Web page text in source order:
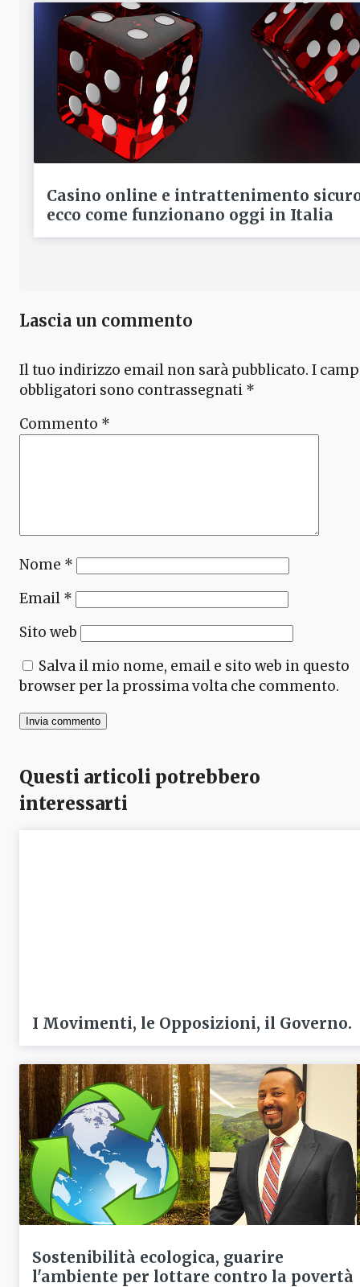
Casino online e intrattenimento
ecco come funzionano oggi in Italia
Lascia un commento
Il tuo indirizzo email non sarà pubblicato. I
obbligatori sono contrassegnati *
Commento *
Nome *
Email *
Sito web
Salva il mio nome, email e sito web in questo
browser per la prossima volta che commento.
Questi articoli potrebbero
interessarti
I Movimenti, le Opposizioni, il Governo.
Sostenibilità ecologica, guarire
l'ambiente per lottare contro la povertà